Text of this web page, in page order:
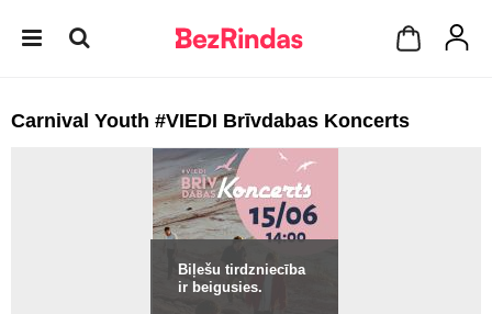
Carnival Youth #VIEDI Brīvdabas Koncerts
Biļešu tirdzniecība
ir beigusies.